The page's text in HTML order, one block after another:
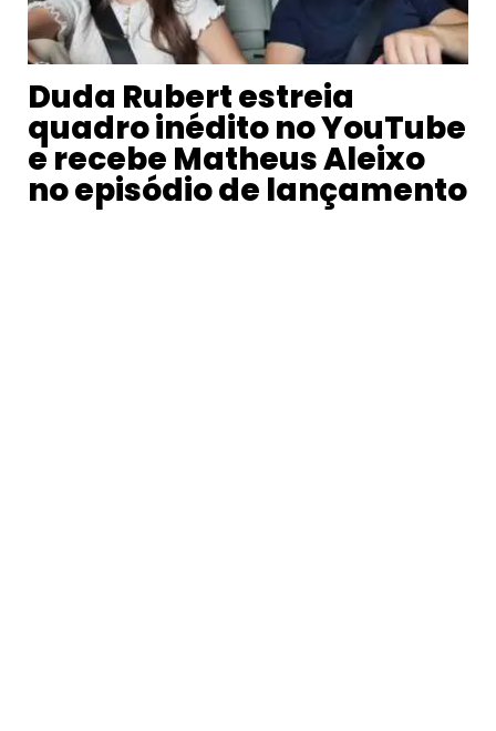
Duda Rubert estreia
quadro inédito no YouTube
e recebe Matheus Aleixo
no episódio de lançamento